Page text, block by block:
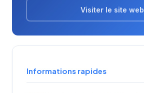
Visiter le site web
Informations rapides